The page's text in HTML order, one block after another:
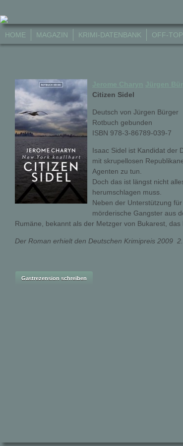
HOME MAGAZIN KRIMI-DATENBANK OFF-
Citizen Sidel
Deutsch von Jürgen Bürger
Rotbuch gebunden
ISBN 978-3-86789-039-7
Isaac Sidel ist Kandidat der
mit skrupellosen
Agenten zu tun.
Doch das ist längst nicht
herumschlagen muss.
Neben der Unterstützung
mörderische Gangster aus
Rumäne, bekannt als der Metzger von Bukarest, das
Der Roman erhielt den Deutschen Krimipreis 2009 